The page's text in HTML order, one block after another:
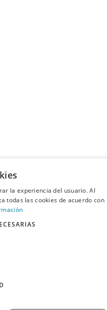
la experiencia del usuario. Al
todas las cookies de acuerdo con